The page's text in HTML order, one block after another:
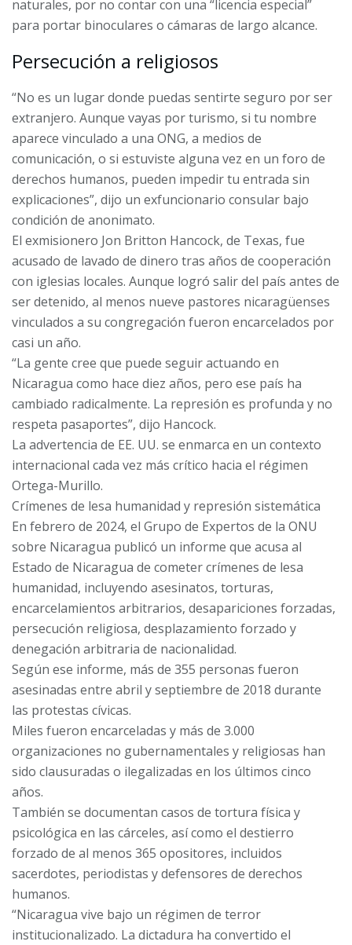
naturales, por no contar con una “licencia especial”
para portar binoculares o cámaras de largo alcance.
Persecución a religiosos
“No es un lugar donde puedas sentirte seguro por ser
extranjero. Aunque vayas por turismo, si tu nombre
aparece vinculado a una ONG, a medios de
comunicación, o si estuviste alguna vez en un foro de
derechos humanos, pueden impedir tu entrada sin
explicaciones”, dijo un exfuncionario consular bajo
condición de anonimato.
El exmisionero Jon Britton Hancock, de Texas, fue
acusado de lavado de dinero tras años de cooperación
con iglesias locales. Aunque logró salir del país antes de
ser detenido, al menos nueve pastores nicaragüenses
vinculados a su congregación fueron encarcelados por
casi un año.
“La gente cree que puede seguir actuando en
Nicaragua como hace diez años, pero ese país ha
cambiado radicalmente. La represión es profunda y no
respeta pasaportes”, dijo Hancock.
La advertencia de EE. UU. se enmarca en un contexto
internacional cada vez más crítico hacia el régimen
Ortega-Murillo.
Crímenes de lesa humanidad y represión sistemática
En febrero de 2024, el Grupo de Expertos de la ONU
sobre Nicaragua publicó un informe que acusa al
Estado de Nicaragua de cometer crímenes de lesa
humanidad, incluyendo asesinatos, torturas,
encarcelamientos arbitrarios, desapariciones forzadas,
persecución religiosa, desplazamiento forzado y
denegación arbitraria de nacionalidad.
Según ese informe, más de 355 personas fueron
asesinadas entre abril y septiembre de 2018 durante
las protestas cívicas.
Miles fueron encarceladas y más de 3.000
organizaciones no gubernamentales y religiosas han
sido clausuradas o ilegalizadas en los últimos cinco
años.
También se documentan casos de tortura física y
psicológica en las cárceles, así como el destierro
forzado de al menos 365 opositores, incluidos
sacerdotes, periodistas y defensores de derechos
humanos.
“Nicaragua vive bajo un régimen de terror
institucionalizado. La dictadura ha convertido el